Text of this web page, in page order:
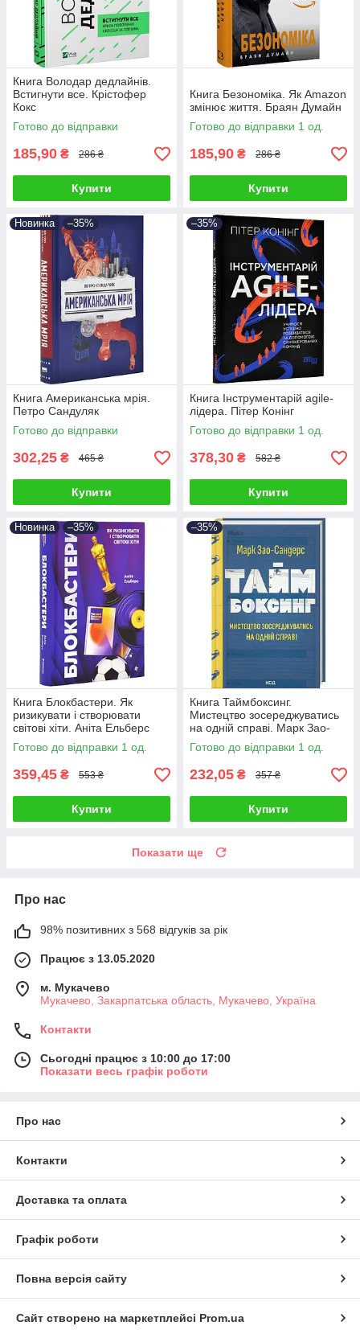
Книга Володар дедлайнів.
Встигнути все. Крістофер
Кокс
Готово до відправки
185,90 ₴ 286 ₴
Купити
Книга Безономіка. Як Amazon
змінює життя. Браян Думайн
Готово до відправки 1 од.
185,90 ₴ 286 ₴
Купити
Новинка –35%
Книга Американська мрія.
Петро Сандуляк
Готово до відправки
302,25 ₴ 465 ₴
Купити
–35%
Книга Інструментарій agile-
лідера. Пітер Конінг
Готово до відправки 1 од.
378,30 ₴ 582 ₴
Купити
Новинка –35%
Книга Блокбастери. Як
ризикувати і створювати
світові хіти. Аніта Ельберс
Готово до відправки 1 од.
359,45 ₴ 553 ₴
Купити
–35%
Книга Таймбоксинг.
Мистецтво зосереджуватись
на одній справі. Марк Зао-
Сандерс
Готово до відправки 1 од.
232,05 ₴ 357 ₴
Купити
Показати ще
Про нас
98% позитивних з 568 відгуків за рік
Працює з 13.05.2020
м. Мукачево
Мукачево, Закарпатська область, Мукачево, Україна
Контакти
Сьогодні працює з 10:00 до 17:00
Показати весь графік роботи
Про нас
Контакти
Доставка та оплата
Графік роботи
Повна версія сайту
Сайт створено на маркетплейсі Prom.ua